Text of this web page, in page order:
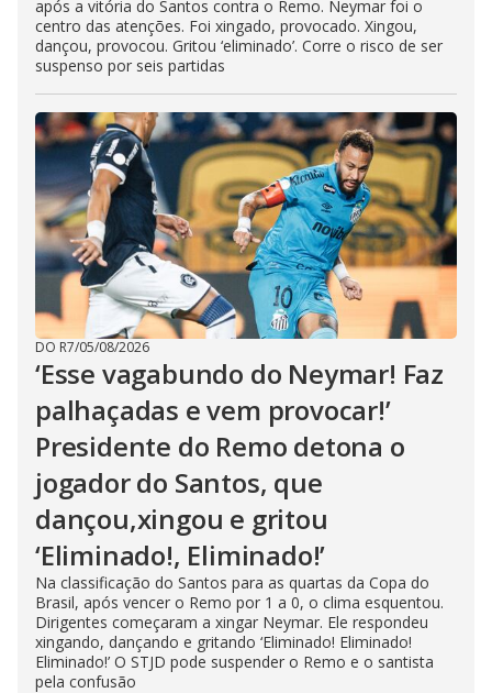
após a vitória do Santos contra o Remo. Neymar foi o
centro das atenções. Foi xingado, provocado. Xingou,
dançou, provocou. Gritou ‘eliminado’. Corre o risco de ser
suspenso por seis partidas
DO R7/05/08/2026
‘Esse vagabundo do Neymar! Faz
palhaçadas e vem provocar!’
Presidente do Remo detona o
jogador do Santos, que
dançou,xingou e gritou
‘Eliminado!, Eliminado!’
Na classificação do Santos para as quartas da Copa do
Brasil, após vencer o Remo por 1 a 0, o clima esquentou.
Dirigentes começaram a xingar Neymar. Ele respondeu
xingando, dançando e gritando ‘Eliminado! Eliminado!
Eliminado!’ O STJD pode suspender o Remo e o santista
pela confusão